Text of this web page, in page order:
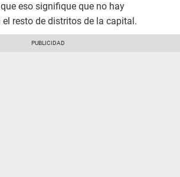
eso signifique que no hay
resto de distritos de la capital.